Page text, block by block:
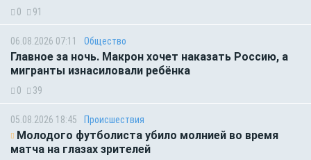
0 91
06.08.2026 07:11 Общество
Главное за ночь. Макрон хочет наказать Россию, а
мигранты изнасиловали ребёнка
0 39
05.08.2026 18:45 Происшествия
Молодого футболиста убило молнией во время
матча на глазах зрителей